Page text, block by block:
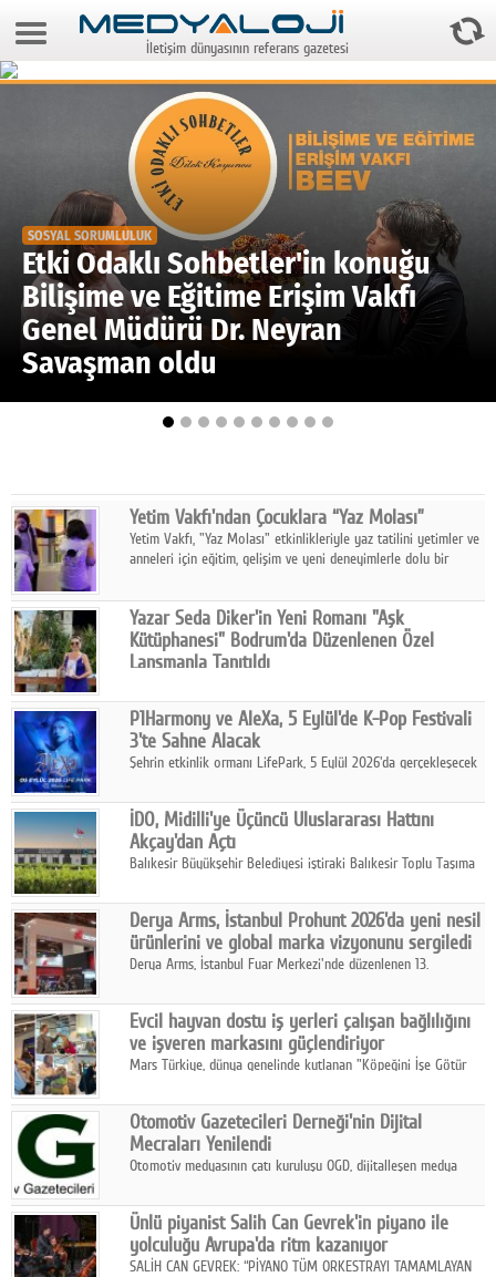
8 Ağustos 2026 14:06:07
Video Galeri
Gazeteler
Medya
Reyting-tiraj
Teknoloji
Televizyon
Facebook
Diziler
Karikatür
Youtube
Polemik
Reklam
Yazarlar
Künye
SOSYAL MEDYA
Facebook
Twitter
Google Plus
© 2026 TÜM HAKLARI SAKLIDIR
İletişim dünyasının referans gazetesi
SOSYAL SORUMLULUK
Etki Odaklı Sohbetler'in konuğu
Bilişime ve Eğitime Erişim Vakfı
Genel Müdürü Dr. Neyran
Savaşman oldu
Yetim Vakfı'ndan Çocuklara “Yaz Molası”
Yetim Vakfı, "Yaz Molası" etkinlikleriyle yaz tatilini yetimler ve
anneleri için eğitim, gelişim ve yeni deneyimlerle dolu bir
Yazar Seda Diker'in Yeni Romanı "Aşk
Kütüphanesi" Bodrum'da Düzenlenen Özel
Lansmanla Tanıtıldı
Diker'in 13. kitabı “Aşk Kütüphanesi” 6 Ağustos'ta Casa dell'Arte
Bodrum'da düzenlenen özel lansmanla okurlarıyla buluştu.
P1Harmony ve AleXa, 5 Eylül'de K-Pop Festivali
3'te Sahne Alacak
Şehrin etkinlik ormanı LifePark, 5 Eylül 2026'da gerçekleşecek
haritasında önemli bir destinasyon haline getirmeye
hazırlanıyor.
İDO, Midilli'ye Üçüncü Uluslararası Hattını
Akçay'dan Açtı
Balıkesir Büyükşehir Belediyesi iştiraki Balıkesir Toplu Taşıma
Midilli hattının resmi açılışı gerçekleştirildi.
Derya Arms, İstanbul Prohunt 2026'da yeni nesil
ürünlerini ve global marka vizyonunu sergiledi
Derya Arms, İstanbul Fuar Merkezi'nde düzenlenen 13.
Fuarı'nda sektör profesyonelleri, iş ortakları, bayiler ve son
kullanıcılarla bir araya geldi.
Evcil hayvan dostu iş yerleri çalışan bağlılığını
ve işveren markasını güçlendiriyor
Mars Türkiye, dünya genelinde kutlanan "Köpeğini İşe Götür
çalışan bağlılığı, iyi olma hali ve işveren markası üzerindeki
etkisine dikkat çekti.
Otomotiv Gazetecileri Derneği'nin Dijital
Mecraları Yenilendi
Otomotiv medyasının çatı kuruluşu OGD, dijitalleşen medya
hedefiyle internet sitesini ve sosyal medya kanallarını yeniledi.
Ünlü piyanist Salih Can Gevrek'in piyano ile
yolculuğu Avrupa'da ritm kazanıyor
SALİH CAN GEVREK: “PİYANO TÜM ORKESTRAYI TAMAMLAYAN